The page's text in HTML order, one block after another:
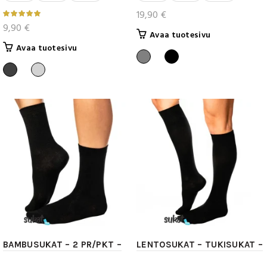
9,90 €
Avaa tuotesivu
muunnelma.
tehdä
valinnat
tuotteen
sivulla.
19,90 €
Avaa tuotesivu
Voit
tehdä
valinnat
tuotteen
sivulla.
BAMBUSUKAT – 2 PR/PKT –
LENTOSUKAT – TUKISUKAT –